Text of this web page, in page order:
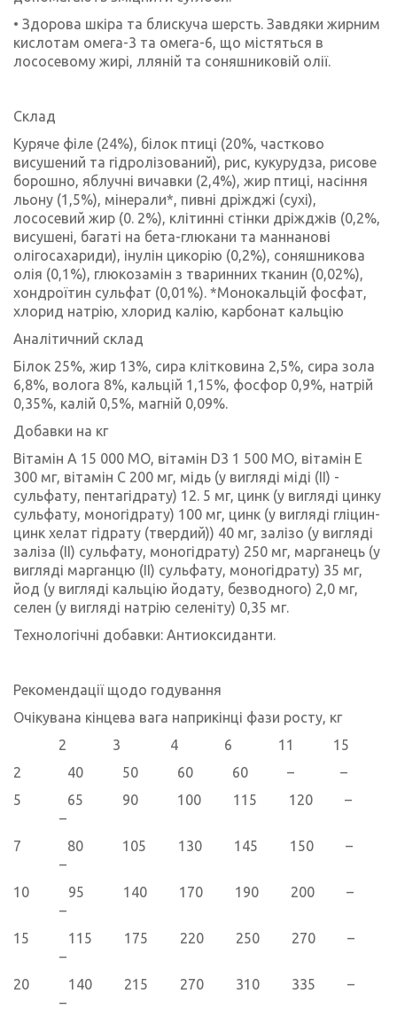
• Здорова шкіра та блискуча шерсть. Завдяки жирним
кислотам омега-3 та омега-6, що містяться в
лососевому жирі, лляній та соняшниковій олії.
Склад
Куряче філе (24%), білок птиці (20%, частково
висушений та гідролізований), рис, кукурудза, рисове
борошно, яблучні вичавки (2,4%), жир птиці, насіння
льону (1,5%), мінерали*, пивні дріжджі (сухі),
лососевий жир (0. 2%), клітинні стінки дріжджів (0,2%,
висушені, багаті на бета-глюкани та маннанові
олігосахариди), інулін цикорію (0,2%), соняшникова
олія (0,1%), глюкозамін з тваринних тканин (0,02%),
хондроїтин сульфат (0,01%). *Монокальцій фосфат,
хлорид натрію, хлорид калію, карбонат кальцію
Аналітичний склад
Білок 25%, жир 13%, сира клітковина 2,5%, сира зола
6,8%, волога 8%, кальцій 1,15%, фосфор 0,9%, натрій
0,35%, калій 0,5%, магній 0,09%.
Добавки на кг
Вітамін А 15 000 МО, вітамін D3 1 500 МО, вітамін Е
300 мг, вітамін С 200 мг, мідь (у вигляді міді (II) -
сульфату, пентагідрату) 12. 5 мг, цинк (у вигляді цинку
сульфату, моногідрату) 100 мг, цинк (у вигляді гліцин-
цинк хелат гідрату (твердий)) 40 мг, залізо (у вигляді
заліза (II) сульфату, моногідрату) 250 мг, марганець (у
вигляді марганцю (II) сульфату, моногідрату) 35 мг,
йод (у вигляді кальцію йодату, безводного) 2,0 мг,
селен (у вигляді натрію селеніту) 0,35 мг.
Технологічні добавки: Антиоксиданти.
Рекомендації щодо годування
Очікувана кінцева вага наприкінці фази росту, кг
2 3 4 6 11 15
2 40 50 60 60 – –
5 65 90 100 115 120 –
–
7 80 105 130 145 150 –
–
10 95 140 170 190 200 –
–
15 115 175 220 250 270 –
–
20 140 215 270 310 335 –
–